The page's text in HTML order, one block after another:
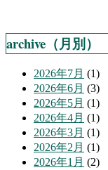
archive（月別）
2026年7月 (1)
2026年6月 (3)
2026年5月 (1)
2026年4月 (1)
2026年3月 (1)
2026年2月 (1)
2026年1月 (2)